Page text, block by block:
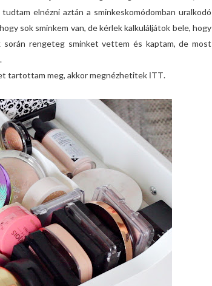
elnézni aztán a sminkeskomódomban uralkodó
sok sminkem van, de kérlek kalkuláljátok bele, hogy
rengeteg sminket vettem és kaptam, de most
tartottam meg, akkor megnézhetitek ITT.